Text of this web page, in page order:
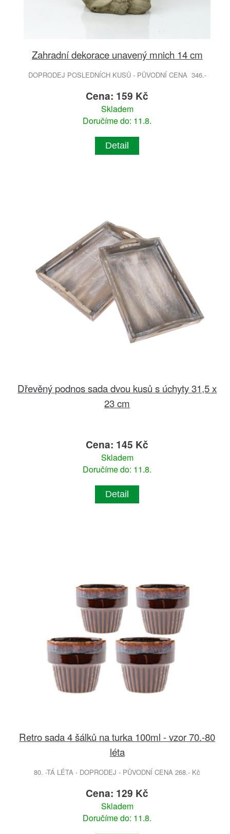
Zahradní dekorace unavený mnich 14 cm
DOPRODEJ POSLEDNÍCH KUSŮ - PŮVODNÍ CENA 346.-
Cena: 159 Kč
Skladem
Doručíme do: 11.8.
Detail
Dřevěný podnos sada dvou kusů s úchyty 31,5 x
23 cm
Cena: 145 Kč
Skladem
Doručíme do: 11.8.
Detail
Retro sada 4 šálků na turka 100ml - vzor 70.-80
léta
80. -TÁ LÉTA - DOPRODEJ - PŮVODNÍ CENA 268.- Kč
Cena: 129 Kč
Skladem
Doručíme do: 11.8.